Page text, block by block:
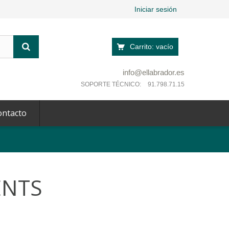
Iniciar sesión
Carrito: vacío
info@ellabrador.es
SOPORTE TÉCNICO: 91.798.71.15